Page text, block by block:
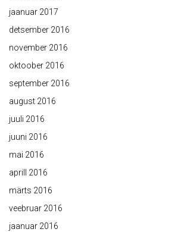
jaanuar 2017
detsember 2016
november 2016
oktoober 2016
september 2016
august 2016
juuli 2016
juuni 2016
mai 2016
aprill 2016
märts 2016
veebruar 2016
jaanuar 2016